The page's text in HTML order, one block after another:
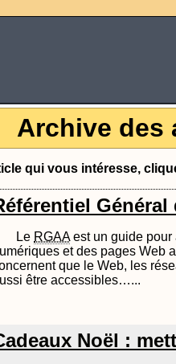
Archive des
qui vous intéresse,
Le RGAAest un guide pour
et des pages Web
que le Web, les
être accessibles…...
Noël :